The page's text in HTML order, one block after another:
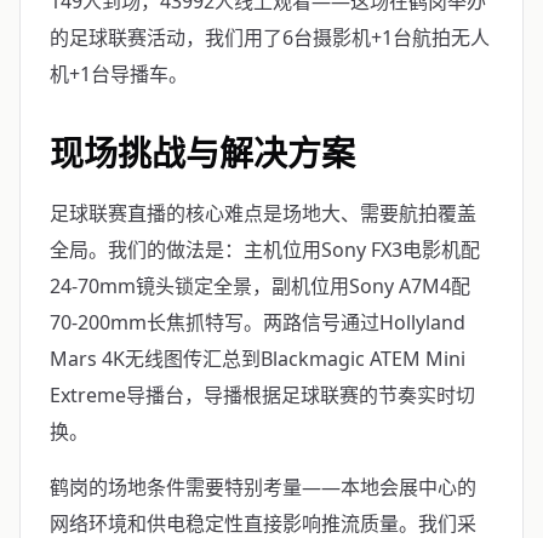
的足球联赛活动，我们用了6台摄影机+1台航拍无人
机+1台导播车。
现场挑战与解决方案
足球联赛直播的核心难点是场地大、需要航拍覆盖
全局。我们的做法是：主机位用Sony FX3电影机配
24-70mm镜头锁定全景，副机位用Sony A7M4配
70-200mm长焦抓特写。两路信号通过Hollyland
Mars 4K无线图传汇总到Blackmagic ATEM Mini
Extreme导播台，导播根据足球联赛的节奏实时切
换。
鹤岗的场地条件需要特别考量——本地会展中心的
网络环境和供电稳定性直接影响推流质量。我们采